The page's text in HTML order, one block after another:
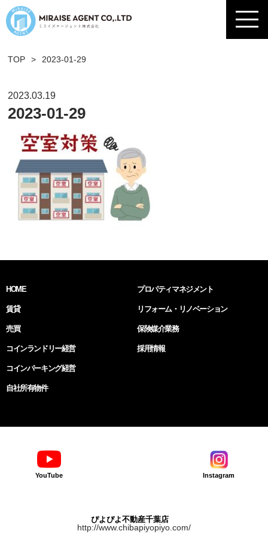
TOP > 2023-01-29
2023.03.19
2023-01-29
HOME
賃貸
売買
プロパティマネジメント
リフォーム・リノベーション
保険媒介業務
コインランドリー経営
コインパーキング経営
自社所有物件
採用情報
YouTube Instagram
ぴよぴよ不動産千葉店
http://www.chibapiyopiyo.com/